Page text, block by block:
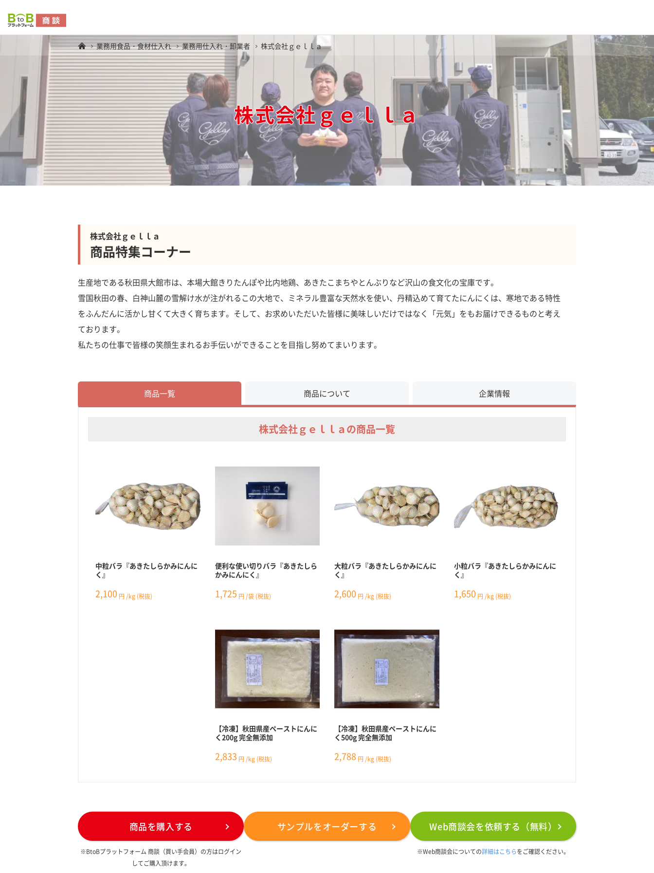
業務用食品・食材仕入れ 業務用仕入れ・卸業者 株式会社ｇｅｌｌａ
株式会社ｇｅｌｌａ
株式会社ｇｅｌｌａ
商品特集コーナー
生産地である秋田県大館市は、本場大館きりたんぽや比内地鶏、あきたこまちやとんぶりなど沢山の食文化の宝庫です。
雪国秋田の春、白神山麓の雪解け水が注がれるこの大地で、ミネラル豊富な天然水を使い、丹精込めて育てたにんにくは、寒地である特性
をふんだんに活かし甘くて大きく育ちます。そして、お求めいただいた皆様に美味しいだけではなく「元気」をもお届けできるものと考え
ております。
私たちの仕事で皆様の笑顔生まれるお手伝いができることを目指し努めてまいります。
商品一覧 商品について 企業情報
株式会社ｇｅｌｌａの商品一覧
中粒バラ『あきたしらかみにんに
く』
2,100 円 /kg (税抜)
便利な使い切りバラ『あきたしら
かみにんにく』
1,725 円 /袋 (税抜)
大粒バラ『あきたしらかみにんに
く』
2,600 円 /kg (税抜)
小粒バラ『あきたしらかみにんに
く』
1,650 円 /kg (税抜)
【冷凍】秋田県産ペーストにんに
く200g 完全無添加
2,833 円 /kg (税抜)
【冷凍】秋田県産ペーストにんに
く500g 完全無添加
2,788 円 /kg (税抜)
商品を購入する
※BtoBプラットフォーム 商談（買い手会員）の方はログイン
してご購入頂けます。
サンプルをオーダーする Web商談会を依頼する（無料）
※Web商談会についての詳細はこちらをご確認ください。